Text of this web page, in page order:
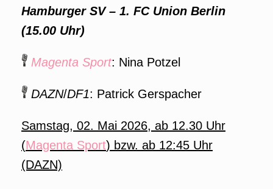
Hamburger SV – 1. FC Union Berlin
(15.00 Uhr)
Magenta Sport: Nina Potzel
DAZN/DF1: Patrick Gerspacher
Samstag, 02. Mai 2026, ab 12.30 Uhr
(Magenta Sport) bzw. ab 12:45 Uhr
(DAZN)